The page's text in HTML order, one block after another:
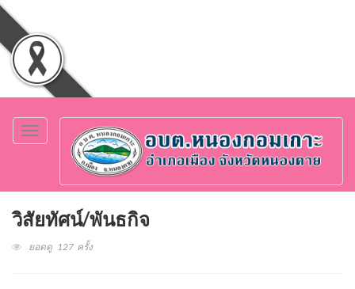
Toggle
navigation
วิสัยทัศน์/พันธกิจ
ยอดดู 127 ครั้ง